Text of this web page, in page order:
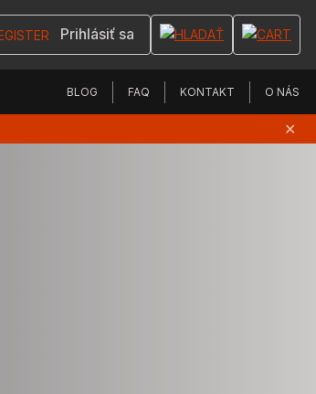
Prihlásiť sa
BLOG FAQ KONTAKT O NÁS
✕